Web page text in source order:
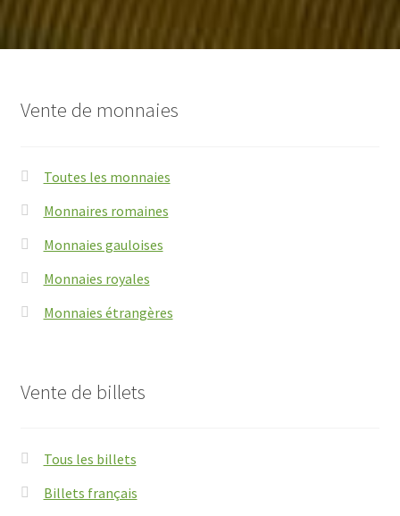
Vente de monnaies
Toutes les monnaies
Monnaires romaines
Monnaies gauloises
Monnaies royales
Monnaies étrangères
Vente de billets
Tous les billets
Billets français